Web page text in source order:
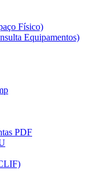
Físico)
Equipamentos)
PDF